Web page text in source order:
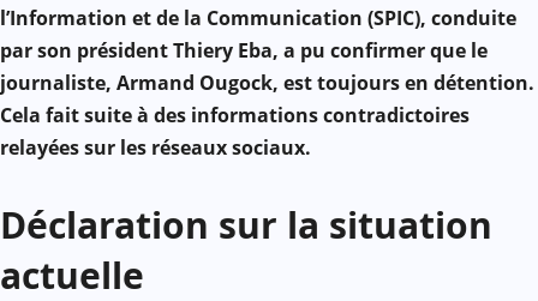
l’Information et de la Communication (SPIC), conduite
par son président Thiery Eba, a pu confirmer que le
journaliste, Armand Ougock, est toujours en détention.
Cela fait suite à des informations contradictoires
relayées sur les réseaux sociaux.
Déclaration sur la situation
actuelle